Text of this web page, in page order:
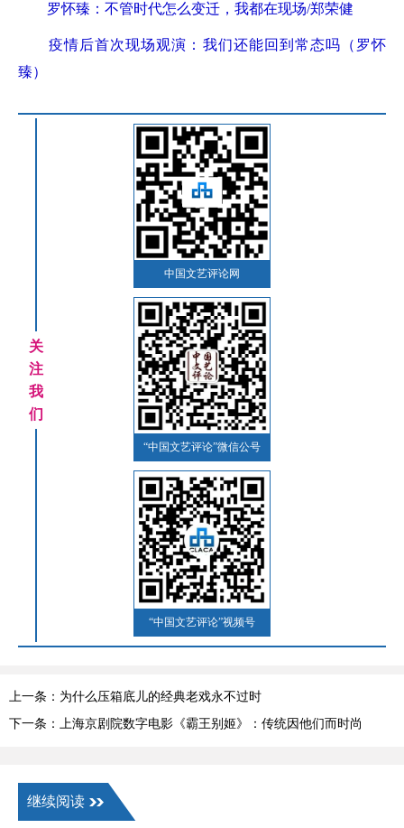
罗怀臻：不管时代怎么变迁，我都在现场/郑荣健
疫情后首次现场观演：我们还能回到常态吗（罗怀
臻）
关
注
我
们
中国文艺评论网
“中国文艺评论”微信公号
“中国文艺评论”视频号
上一条：为什么压箱底儿的经典老戏永不过时
下一条：上海京剧院数字电影《霸王别姬》：传统因他们而时尚
继续阅读